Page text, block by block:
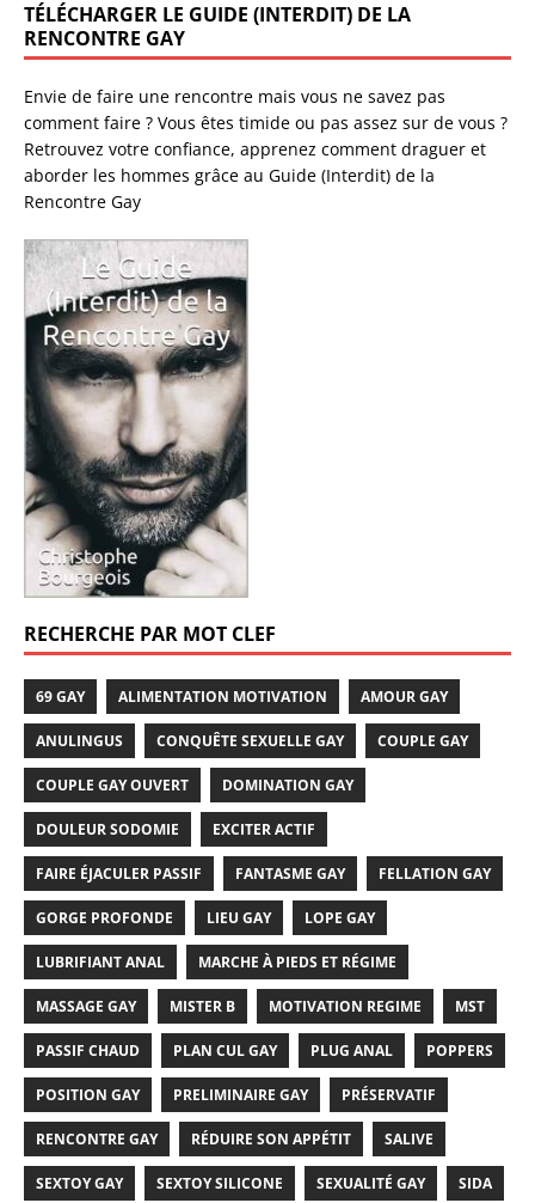
TÉLÉCHARGER LE GUIDE (INTERDIT) DE LA
RENCONTRE GAY
Envie de faire une rencontre mais vous ne savez pas
comment faire ? Vous êtes timide ou pas assez sur de vous ?
Retrouvez votre confiance, apprenez comment draguer et
aborder les hommes grâce au Guide (Interdit) de la
Rencontre Gay
RECHERCHE PAR MOT CLEF
69 GAY ALIMENTATION MOTIVATION AMOUR GAY
ANULINGUS CONQUÊTE SEXUELLE GAY COUPLE GAY
COUPLE GAY OUVERT DOMINATION GAY
DOULEUR SODOMIE EXCITER ACTIF
FAIRE ÉJACULER PASSIF FANTASME GAY FELLATION GAY
GORGE PROFONDE LIEU GAY LOPE GAY
LUBRIFIANT ANAL MARCHE À PIEDS ET RÉGIME
MASSAGE GAY MISTER B MOTIVATION REGIME MST
PASSIF CHAUD PLAN CUL GAY PLUG ANAL POPPERS
POSITION GAY PRELIMINAIRE GAY PRÉSERVATIF
RENCONTRE GAY RÉDUIRE SON APPÉTIT SALIVE
SEXTOY GAY SEXTOY SILICONE SEXUALITÉ GAY SIDA